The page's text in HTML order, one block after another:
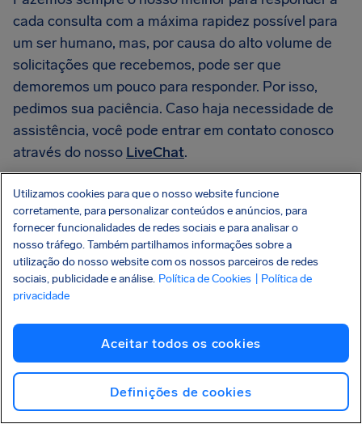
cada consulta com a máxima rapidez possível para
um ser humano, mas, por causa do alto volume de
solicitações que recebemos, pode ser que
demoremos um pouco para responder. Por isso,
pedimos sua paciência. Caso haja necessidade de
assistência, você pode entrar em contato conosco
através do nosso LiveChat.
Estava a viajar com amigos
e eles já receberam a sua
compensação. Onde está a
minha?
Não há motivos de preocupação! Embora façamos a
gestão das reclamações pela ordem com que são
enviadas, a companhia aérea não é obrigada a dar-
lhes resposta pela mesma ordem, o que pode
Utilizamos cookies para que o nosso website funcione
corretamente, para personalizar conteúdos e anúncios, para
fornecer funcionalidades de redes sociais e para analisar o
nosso tráfego. Também partilhamos informações sobre a
utilização do nosso website com os nossos parceiros de redes
sociais, publicidade e análise. Política de Cookies
| Política de
privacidade
Aceitar todos os cookies
Definições de cookies